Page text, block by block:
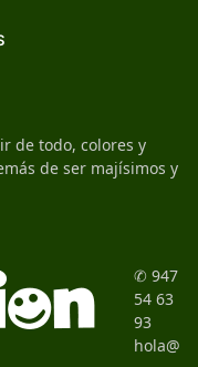
de todo, colores y
de ser majísimos y
✆ 947
54 63
93
hola@